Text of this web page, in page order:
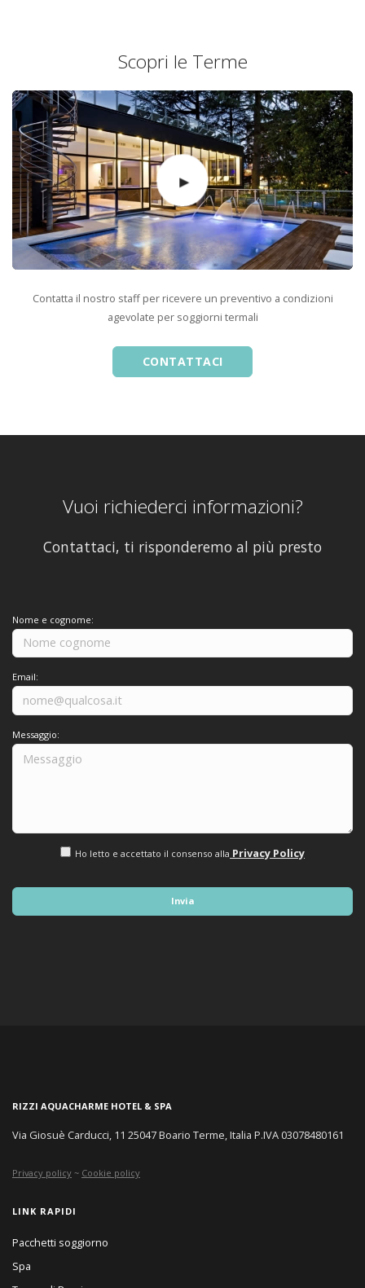
Scopri le Terme
Contatta il nostro staff per ricevere un preventivo a condizioni
agevolate per soggiorni termali
CONTATTACI
Vuoi richiederci informazioni?
Contattaci, ti risponderemo al più presto
Nome e cognome:
Email:
Messaggio:
Ho letto e accettato il consenso alla Privacy Policy
Invia
RIZZI AQUACHARME HOTEL & SPA
Via Giosuè Carducci, 11 25047 Boario Terme, Italia P.IVA 03078480161
Privacy policy ~ Cookie policy
LINK RAPIDI
Pacchetti soggiorno
Spa